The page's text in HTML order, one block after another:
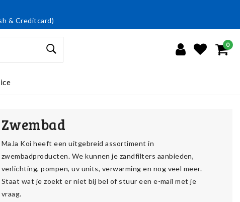
& Creditcard)
0
Zwembad
MaJa Koi heeft een uitgebreid assortiment in
zwembadproducten. We kunnen je zandfilters aanbieden,
verlichting, pompen, uv units, verwarming en nog veel meer.
Staat wat je zoekt er niet bij bel of stuur een e-mail met je
vraag.